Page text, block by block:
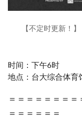
【不定时更新！
时间：下午6时
地点：台大综合体育
＝＝＝＝＝＝＝
＝＝＝＝＝＝